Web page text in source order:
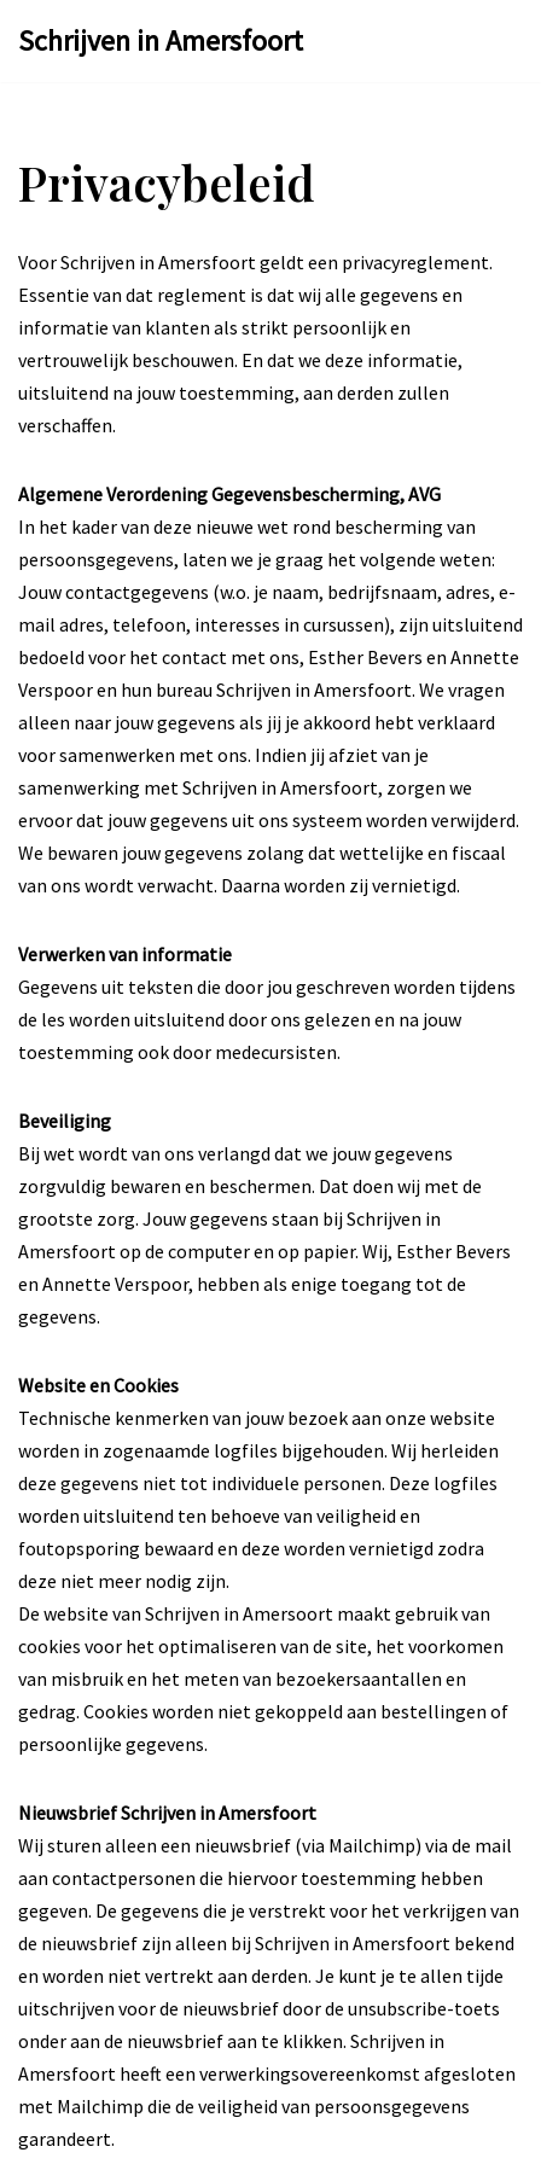
inhoud
Schrijven in Amersfoort
Privacybeleid
Voor Schrijven in Amersfoort geldt een privacyreglement.
Essentie van dat reglement is dat wij alle gegevens en
informatie van klanten als strikt persoonlijk en
vertrouwelijk beschouwen. En dat we deze informatie,
uitsluitend na jouw toestemming, aan derden zullen
verschaffen.
Algemene Verordening Gegevensbescherming, AVG
In het kader van deze nieuwe wet rond bescherming van
persoonsgegevens, laten we je graag het volgende weten:
Jouw contactgegevens (w.o. je naam, bedrijfsnaam, adres, e-
mail adres, telefoon, interesses in cursussen), zijn uitsluitend
bedoeld voor het contact met ons, Esther Bevers en Annette
Verspoor en hun bureau Schrijven in Amersfoort. We vragen
alleen naar jouw gegevens als jij je akkoord hebt verklaard
voor samenwerken met ons. Indien jij afziet van je
samenwerking met Schrijven in Amersfoort, zorgen we
ervoor dat jouw gegevens uit ons systeem worden verwijderd.
We bewaren jouw gegevens zolang dat wettelijke en fiscaal
van ons wordt verwacht. Daarna worden zij vernietigd.
Verwerken van informatie
Gegevens uit teksten die door jou geschreven worden tijdens
de les worden uitsluitend door ons gelezen en na jouw
toestemming ook door medecursisten.
Beveiliging
Bij wet wordt van ons verlangd dat we jouw gegevens
zorgvuldig bewaren en beschermen. Dat doen wij met de
grootste zorg. Jouw gegevens staan bij Schrijven in
Amersfoort op de computer en op papier. Wij, Esther Bevers
en Annette Verspoor, hebben als enige toegang tot de
gegevens.
Website en Cookies
Technische kenmerken van jouw bezoek aan onze website
worden in zogenaamde logfiles bijgehouden. Wij herleiden
deze gegevens niet tot individuele personen. Deze logfiles
worden uitsluitend ten behoeve van veiligheid en
foutopsporing bewaard en deze worden vernietigd zodra
deze niet meer nodig zijn.
De website van Schrijven in Amersoort maakt gebruik van
cookies voor het optimaliseren van de site, het voorkomen
van misbruik en het meten van bezoekersaantallen en
gedrag. Cookies worden niet gekoppeld aan bestellingen of
persoonlijke gegevens.
Nieuwsbrief Schrijven in Amersfoort
Wij sturen alleen een nieuwsbrief (via Mailchimp) via de mail
aan contactpersonen die hiervoor toestemming hebben
gegeven. De gegevens die je verstrekt voor het verkrijgen van
de nieuwsbrief zijn alleen bij Schrijven in Amersfoort bekend
en worden niet vertrekt aan derden. Je kunt je te allen tijde
uitschrijven voor de nieuwsbrief door de unsubscribe-toets
onder aan de nieuwsbrief aan te klikken. Schrijven in
Amersfoort heeft een verwerkingsovereenkomst afgesloten
met Mailchimp die de veiligheid van persoonsgegevens
garandeert.